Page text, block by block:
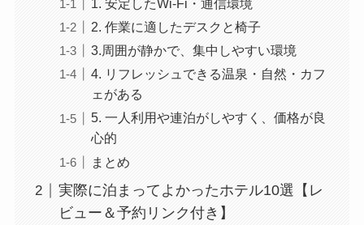
1. 安定したWi-Fi・通信環境
2. 作業に適したデスクと椅子
3.周囲が静かで、集中しやすい環境
4. リフレッシュできる温泉・自然・カフ
ェがある
5. 一人利用や連泊がしやすく、価格が良
心的
まとめ
実際に泊まってよかったホテル10選【レ
ビュー＆予約リンク付き】